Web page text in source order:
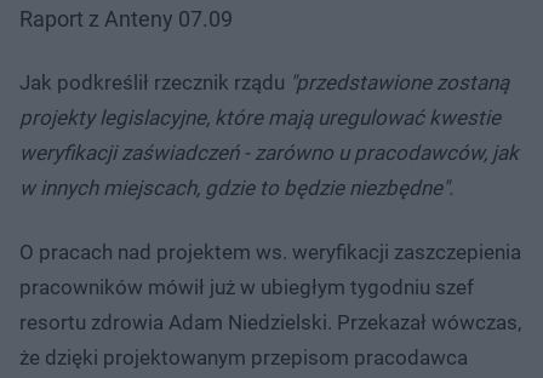
Raport z Anteny 07.09
Jak podkreślił rzecznik rządu "przedstawione zostaną
projekty legislacyjne, które mają uregulować kwestie
weryfikacji zaświadczeń - zarówno u pracodawców, jak
w innych miejscach, gdzie to będzie niezbędne".
O pracach nad projektem ws. weryfikacji zaszczepienia
pracowników mówił już w ubiegłym tygodniu szef
resortu zdrowia Adam Niedzielski. Przekazał wówczas,
że dzięki projektowanym przepisom pracodawca